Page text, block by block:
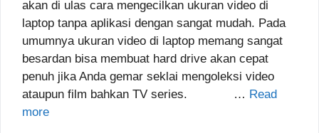
akan di ulas cara mengecilkan ukuran video di
laptop tanpa aplikasi dengan sangat mudah. Pada
umumnya ukuran video di laptop memang sangat
besardan bisa membuat hard drive akan cepat
penuh jika Anda gemar seklai mengoleksi video
ataupun film bahkan TV series. … Read
more